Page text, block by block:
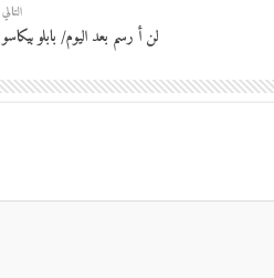
التالي
لن أ رسم بعد اليوم/ بابلو بيكاسو